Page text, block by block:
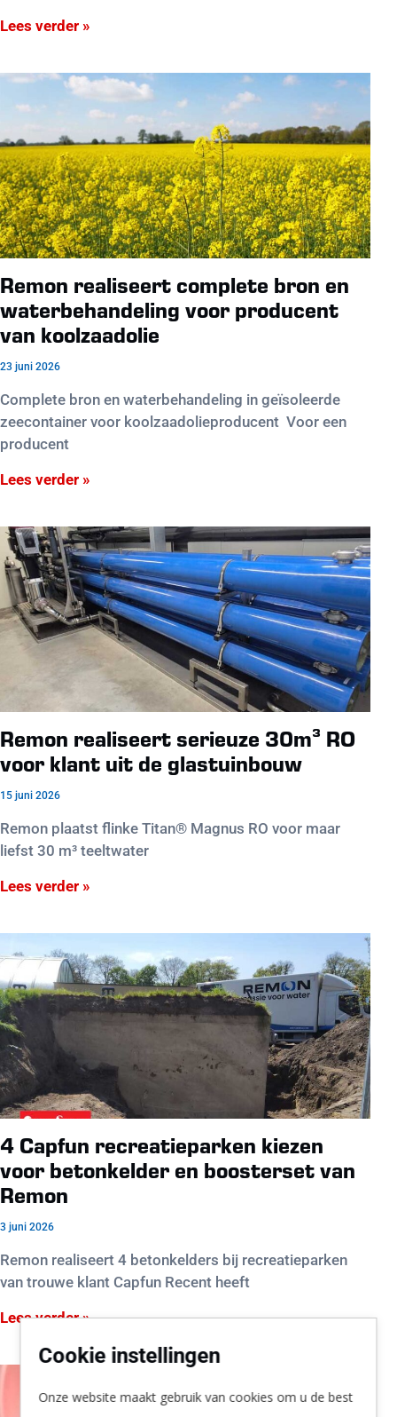
Lees verder »
Remon realiseert complete bron en
waterbehandeling voor producent
van koolzaadolie
23 juni 2026
Complete bron en waterbehandeling in geïsoleerde
zeecontainer voor koolzaadolieproducent Voor een
producent
Lees verder »
Remon realiseert serieuze 30m³ RO
voor klant uit de glastuinbouw
15 juni 2026
Remon plaatst flinke Titan® Magnus RO voor maar
liefst 30 m³ teeltwater
Lees verder »
4 Capfun recreatieparken kiezen
voor betonkelder en boosterset van
Remon
3 juni 2026
Remon realiseert 4 betonkelders bij recreatieparken
van trouwe klant Capfun Recent heeft
Lees verder »
Cookie instellingen
Onze website maakt gebruik van cookies om u de best